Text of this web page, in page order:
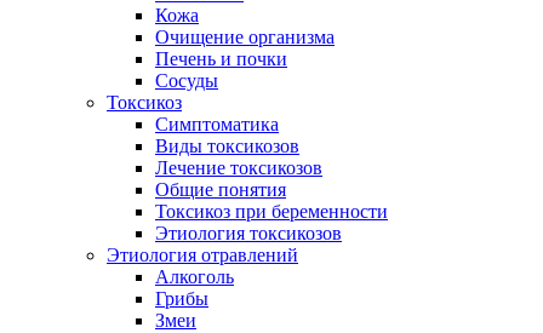
Кожа
Очищение организма
Печень и почки
Сосуды
Токсикоз
Cимптоматика
Виды токсикозов
Лечение токсикозов
Общие понятия
Токсикоз при беременности
Этиология токсикозов
Этиология отравлений
Алкоголь
Грибы
Змеи